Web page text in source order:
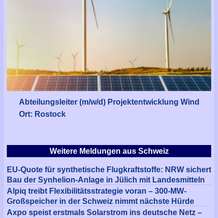
Abteilungsleiter (m/w/d) Projektentwicklung Wind
Ort: Rostock
Weitere Meldungen aus Schweiz
EU-Quote für synthetische Flugkraftstoffe: NRW sichert
Bau der Synhelion-Anlage in Jülich mit Landesmitteln
Alpiq treibt Flexibilitätsstrategie voran – 300-MW-
Großspeicher in der Schweiz nimmt nächste Hürde
Axpo speist erstmals Solarstrom ins deutsche Netz –